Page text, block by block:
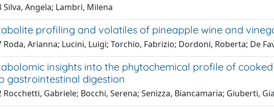
Silva, Angela; Lambri, Milena
profiling and volatiles of pineapple wine and
Roda, Arianna; Lucini, Luigi; Torchio, Fabrizio; Dordoni, Roberta; De
insights into the phytochemical profile of
gastrointestinal digestion
Rocchetti, Gabriele; Bocchi, Serena; Senizza, Biancamaria; Giuberti,